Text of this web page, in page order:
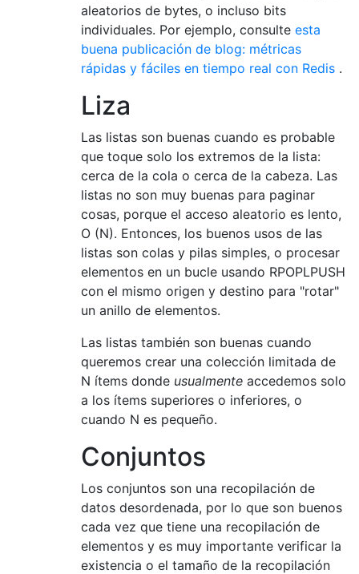
aleatorios de bytes, o incluso bits
individuales. Por ejemplo, consulte esta
buena publicación de blog: métricas
rápidas y fáciles en tiempo real con Redis .
Liza
Las listas son buenas cuando es probable
que toque solo los extremos de la lista:
cerca de la cola o cerca de la cabeza. Las
listas no son muy buenas para paginar
cosas, porque el acceso aleatorio es lento,
O (N). Entonces, los buenos usos de las
listas son colas y pilas simples, o procesar
elementos en un bucle usando RPOPLPUSH
con el mismo origen y destino para "rotar"
un anillo de elementos.
Las listas también son buenas cuando
queremos crear una colección limitada de
N ítems donde usualmente accedemos solo
a los ítems superiores o inferiores, o
cuando N es pequeño.
Conjuntos
Los conjuntos son una recopilación de
datos desordenada, por lo que son buenos
cada vez que tiene una recopilación de
elementos y es muy importante verificar la
existencia o el tamaño de la recopilación